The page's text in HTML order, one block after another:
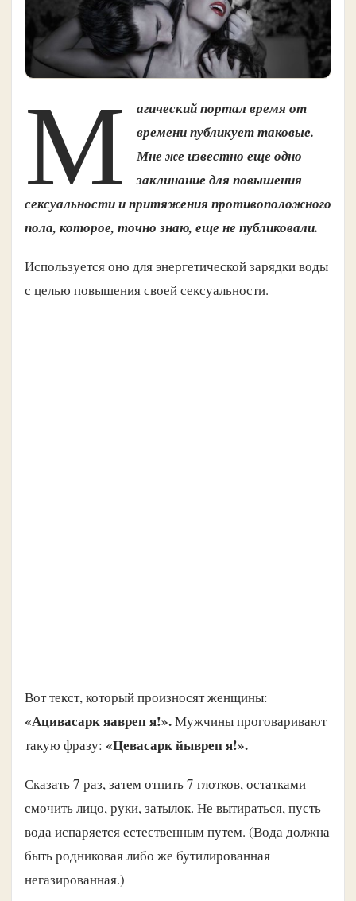
М
агический портал время от
времени публикует таковые.
Мне же из­вестно еще одно
заклинание для повышения
сексуальности и притяжения противоположного
пола, которое, точно знаю, еще не публиковали.
Используется оно для энергетической зарядки воды
с целью повышения своей сексуальности.
Вот текст, который произносят женщины:
«Ацивасарк яавреп я!».Мужчины проговаривают
такую фразу: «Цевасарк йывреп я!».
Сказать 7 раз, затем отпить 7 глотков, остатками
смочить лицо, руки, затылок. Не вытираться, пусть
вода испаряется естественным путем. (Вода должна
быть родниковая либо же бутилированная
негазированная.)